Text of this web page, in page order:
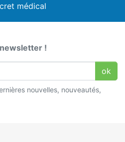
médical
!
ok
nouvelles, nouveautés,